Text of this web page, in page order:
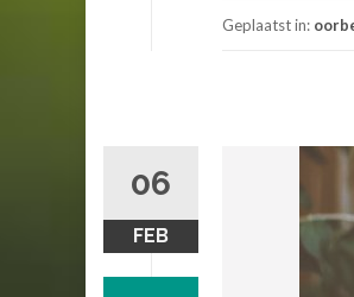
Geplaatst in:
06
FEB